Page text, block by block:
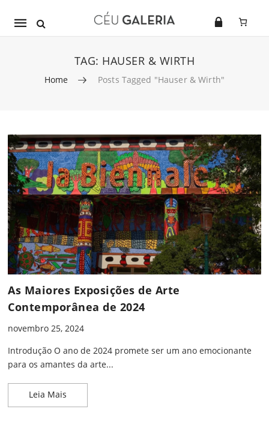
Mobile
TAG: HAUSER & WIRTH
Home Posts Tagged "Hauser & Wirth"
Skip to content
As Maiores Exposições de Arte
Contemporânea de 2024
novembro 25, 2024
Introdução O ano de 2024 promete ser um ano emocionante
para os amantes da arte...
Leia Mais